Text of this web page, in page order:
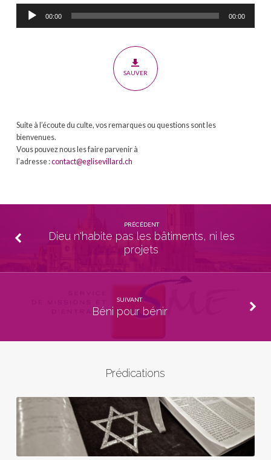
de
la
Lecteur
audio
00:00 00:00
SAUVER
Suite à l’écoute du culte, vos remarques ou questions sont les
bienvenues.
Vous pouvez nous les faire parvenir à
l’adresse :contact@eglisevillard.ch
PRÉCÉDENT
Dieu n'habite pas les bâtiments, ni les
projets
SUIVANT
Béni pour bénir
Prédications